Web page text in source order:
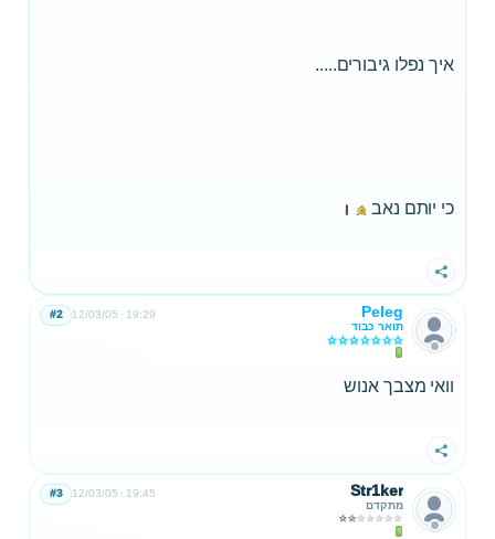
איך נפלו גיבורים.....
כי יותם נאב
שתף
Peleg
תואר כבוד
12/03/05 19:29
#2
וואי מצבך אנוש
שתף
Str1ker
מתקדם
12/03/05 19:45
#3